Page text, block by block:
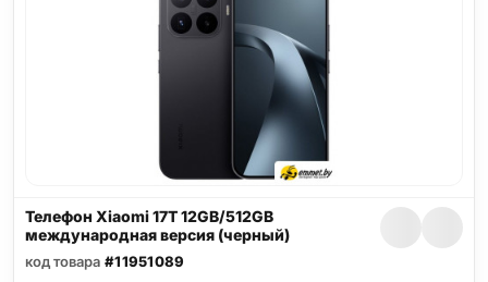
Телефон Xiaomi 17T 12GB/512GB
международная версия (черный)
код товара #11951089